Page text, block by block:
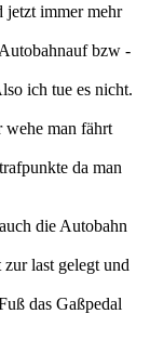
jetzt immer mehr
bzw -
ich tue es nicht.
wehe man fährt
da man
die Autobahn
last gelegt und
das Gaßpedal